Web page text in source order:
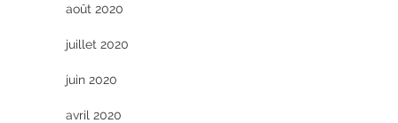
août 2020
juillet 2020
juin 2020
avril 2020